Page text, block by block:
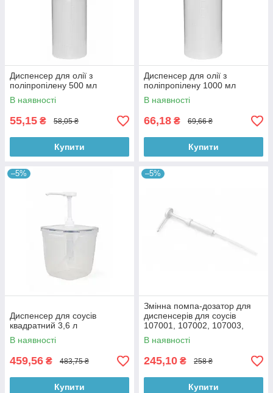
Диспенсер для олії з
поліпропілену 500 мл
В наявності
55,15 ₴ 58,05 ₴
Купити
Диспенсер для олії з
поліпропілену 1000 мл
В наявності
66,18 ₴ 69,66 ₴
Купити
–5%
Диспенсер для соусів
квадратний 3,6 л
В наявності
459,56 ₴ 483,75 ₴
Купити
–5%
Змінна помпа-дозатор для
диспенсерів для соусів
107001, 107002, 107003,
107028, 107029
В наявності
245,10 ₴ 258 ₴
Купити